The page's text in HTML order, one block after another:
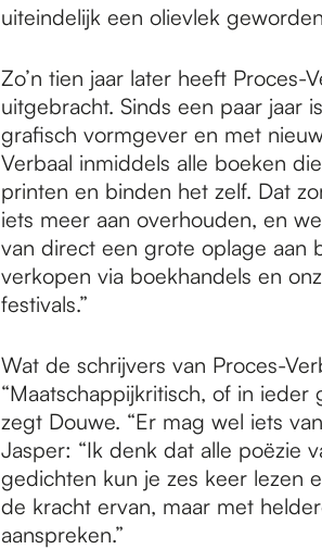
uiteindelijk een olievlek
Zo’n tien jaar later heeft Proces-
uitgebracht. Sinds een paar jaar
grafisch vormgever en met
Verbaal inmiddels alle boeken
printen en binden het zelf. Dat
iets meer aan overhouden, en
van direct een grote oplage aan
verkopen via boekhandels en
festivals.”
Wat de schrijvers van Proces-
“Maatschappijkritisch, of in ieder
zegt Douwe. “Er mag wel iets
Jasper: “Ik denk dat alle poëzie
gedichten kun je zes keer lezen
de kracht ervan, maar met
aanspreken.”